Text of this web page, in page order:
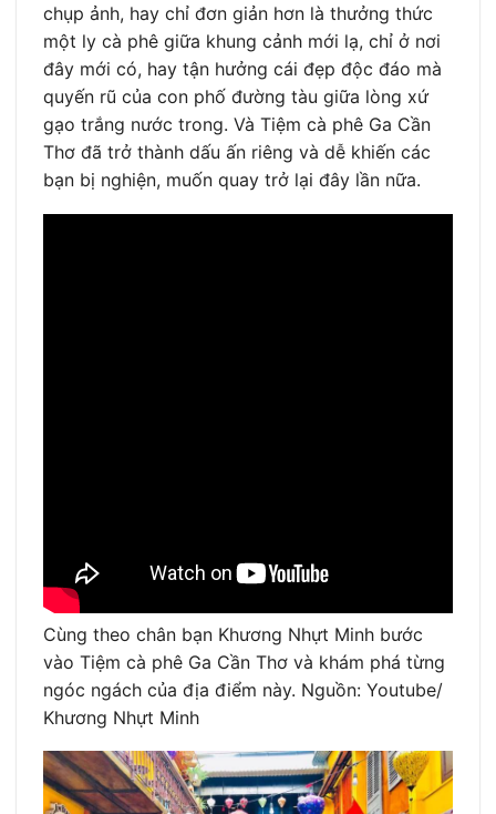
chụp ảnh, hay chỉ đơn giản hơn là thưởng thức
một ly cà phê giữa khung cảnh mới lạ, chỉ ở nơi
đây mới có, hay tận hưởng cái đẹp độc đáo mà
quyến rũ của con phố đường tàu giữa lòng xứ
gạo trắng nước trong. Và Tiệm cà phê Ga Cần
Thơ đã trở thành dấu ấn riêng và dễ khiến các
bạn bị nghiện, muốn quay trở lại đây lần nữa.
Cùng theo chân bạn Khương Nhựt Minh bước
vào Tiệm cà phê Ga Cần Thơ và khám phá từng
ngóc ngách của địa điểm này. Nguồn: Youtube/
Khương Nhựt Minh